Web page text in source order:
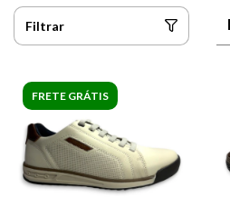
Filtrar
FRETE GRÁTIS